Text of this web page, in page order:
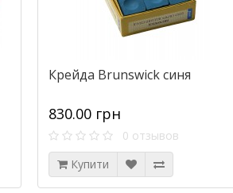
Крейда Brunswick синя
830.00 грн
0 отзывов
Купити